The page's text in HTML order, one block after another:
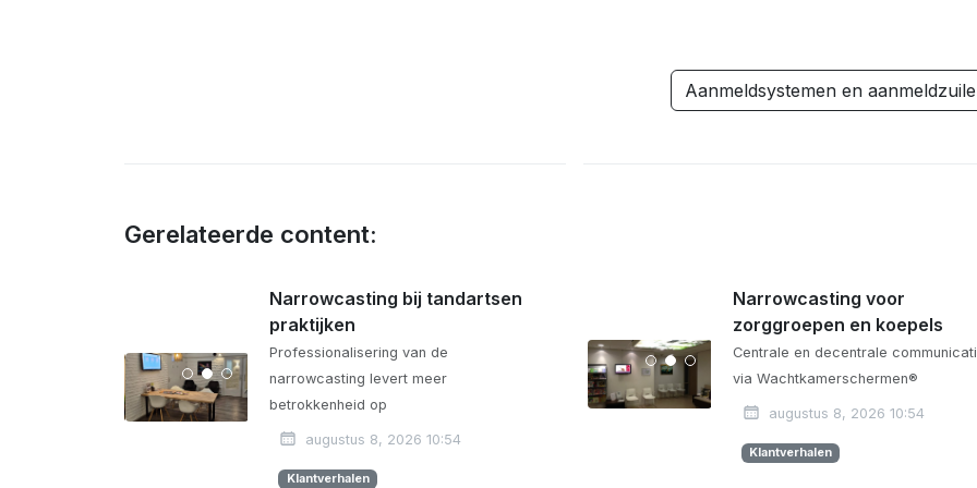
Aanmeldsystemen en
Gerelateerde content:
Narrowcasting bij tandartsen
praktijken
Professionalisering van de
narrowcasting levert meer
betrokkenheid op
augustus 8, 2026 10:54
Klantverhalen
Narrowcasting voor
zorggroepen en koepels
Centrale en decentrale
via Wachtkamerschermen®
augustus 8, 2026 10:54
Klantverhalen